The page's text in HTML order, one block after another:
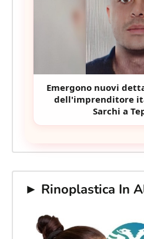
Emergono nuovi
dell'imprenditore
Sarchi a
► Rinoplastica In